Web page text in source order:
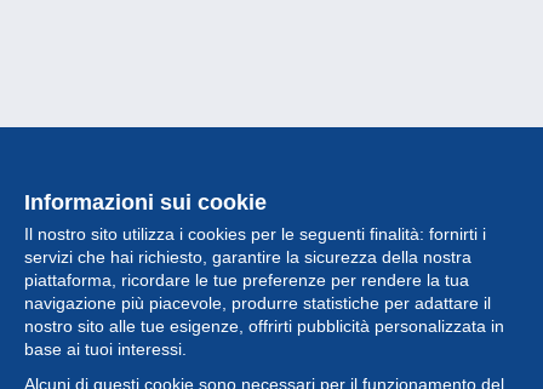
Informazioni sui cookie
Il nostro sito utilizza i cookies per le seguenti finalità: fornirti i
servizi che hai richiesto, garantire la sicurezza della nostra
piattaforma, ricordare le tue preferenze per rendere la tua
navigazione più piacevole, produrre statistiche per adattare il
nostro sito alle tue esigenze, offrirti pubblicità personalizzata in
base ai tuoi interessi.
Alcuni di questi cookie sono necessari per il funzionamento del
Collezione